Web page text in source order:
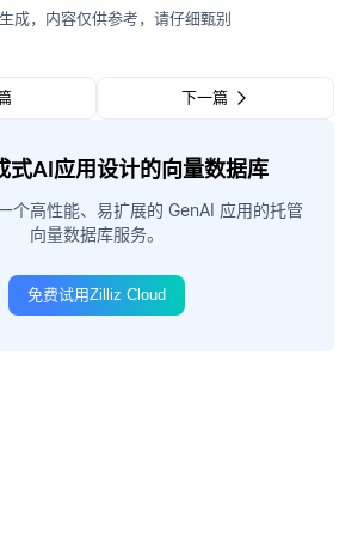
成，内容仅供参考，请仔细甄别
下一篇
式AI应用设计的向量数据库
个高性能、易扩展的 GenAI 应用的托管
向量数据库服务。
免费试用Zilliz Cloud